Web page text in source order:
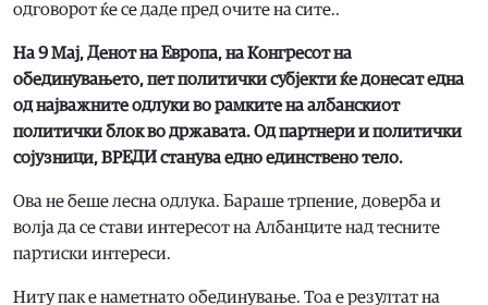
одговорот ќе се даде пред очите на сите..
На 9 Мај, Денот на Европа, на Конгресот на
обединувањето, пет политички субјекти ќе донесат една
од најважните одлуки во рамките на албанскиот
политички блок во државата. Од партнери и политички
сојузници, ВРЕДИ станува едно единствено тело.
Ова не беше лесна одлука. Бараше трпение, доверба и
волја да се стави интересот на Албанците над тесните
партиски интереси.
Ниту пак е наметнато обединување. Тоа е резултат на